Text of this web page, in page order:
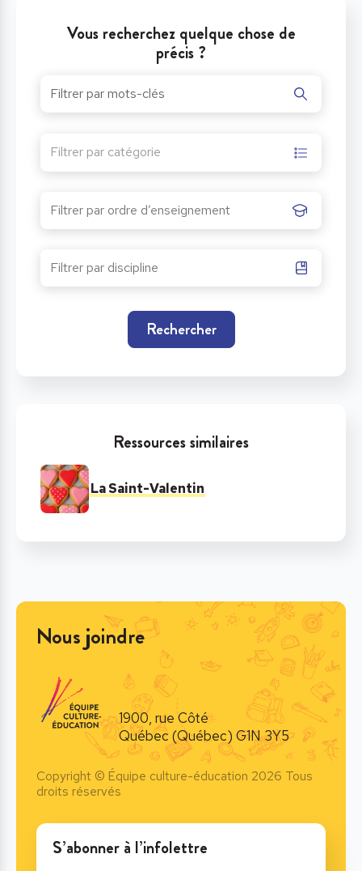
Vous recherchez quelque chose de
précis ?
Filtrer par catégorie
Rechercher
Ressources similaires
La Saint-Valentin
Nous joindre
1900, rue Côté
Québec (Québec) G1N 3Y5
Copyright © Équipe culture-éducation 2026 Tous
droits réservés
S’abonner à l’infolettre